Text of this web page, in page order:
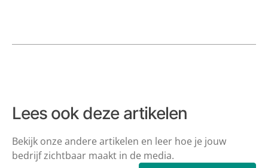
Lees ook deze artikelen
Bekijk onze andere artikelen en leer hoe je jouw
bedrijf zichtbaar maakt in de media.